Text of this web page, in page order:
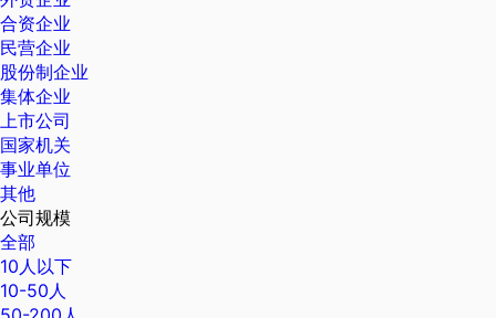
合资企业
民营企业
股份制企业
集体企业
上市公司
国家机关
事业单位
其他
公司规模
全部
10人以下
10-50人